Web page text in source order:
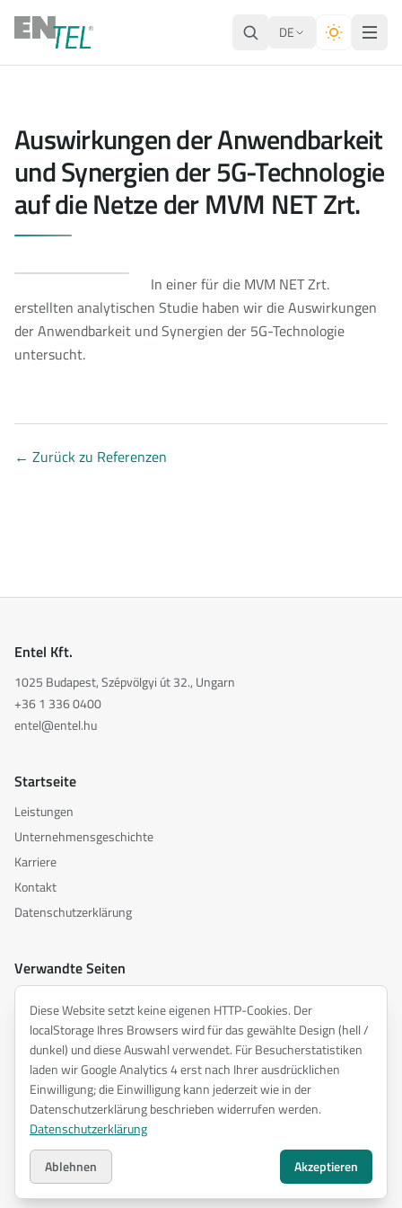
DE
Auswirkungen der Anwendbarkeit
und Synergien der 5G-Technologie
auf die Netze der MVM NET Zrt.
In einer für die MVM NET Zrt.
erstellten analytischen Studie haben wir die Auswirkungen
der Anwendbarkeit und Synergien der 5G-Technologie
untersucht.
← Zurück zu Referenzen
Entel Kft.
1025 Budapest, Szépvölgyi út 32., Ungarn
+36 1 336 0400
entel@entel.hu
Startseite
Leistungen
Unternehmensgeschichte
Karriere
Kontakt
Datenschutzerklärung
Verwandte Seiten
inspiredacoustics.com
soundy.ai
irat.ai
2026ENTEL Műszaki Fejlesztő Kft. —
Alle Rechte vorbehalten.
Datenschutzerklärung
Diese Website setzt keine eigenen HTTP-Cookies. Der
localStorage Ihres Browsers wird für das gewählte Design (hell /
dunkel) und diese Auswahl verwendet. Für Besucherstatistiken
laden wir Google Analytics 4 erst nach Ihrer ausdrücklichen
Einwilligung; die Einwilligung kann jederzeit wie in der
Datenschutzerklärung beschrieben widerrufen werden.
Datenschutzerklärung
Ablehnen
Akzeptieren